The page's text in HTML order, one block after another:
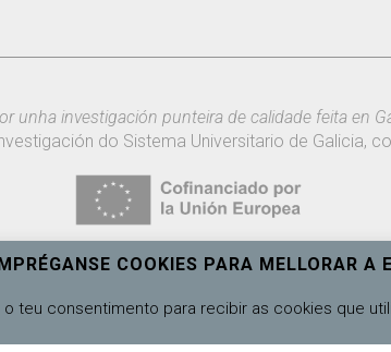
unha investigación punteira de calidade feita en
do Sistema Universitario de Galicia,
COOKIES PARA MELLORAR A
teu consentimento para recibir as cookies que